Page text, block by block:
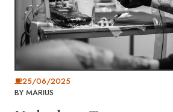
25/06/2025
BY MARIUS